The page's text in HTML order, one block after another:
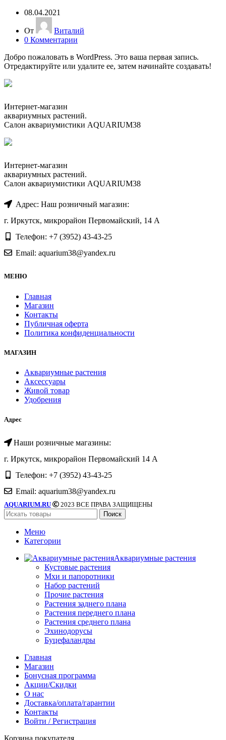
08.04.2021
От
Виталий
0 Комментарии
Добро пожаловать в WordPress. Это ваша первая запись.
Отредактируйте или удалите ее, затем начинайте создавать!
Интернет-магазин
аквариумных растений.
Салон аквариумистики AQUARIUM38
Интернет-магазин
аквариумных растений.
Салон аквариумистики AQUARIUM38
Адрес: Наш розничный магазин:
г. Иркутск, микрорайон Первомайский, 14 А
Телефон: +7 (3952) 43-43-25
Email: aquarium38@yandex.ru
МЕНЮ
Главная
Магазин
Контакты
Публичная оферта
Политика конфиденциальности
МАГАЗИН
Аквариумные растения
Аксессуары
Живой товар
Удобрения
Адрес
Наши розничные магазины:
г. Иркутск, микрорайон Первомайский 14 А
Телефон: +7 (3952) 43-43-25
Email: aquarium38@yandex.ru
AQUARIUM.RU
2023 ВСЕ ПРАВА ЗАЩИЩЕНЫ
Поиск
Меню
Категории
Аквариумные растения
Кустовые растения
Мхи и папоротники
Набор растений
Прочие растения
Растения заднего плана
Растения переднего плана
Растения среднего плана
Эхинодорусы
Буцефаландры
Главная
Магазин
Бонусная программа
Акции/Скидки
О нас
Доставка/оплата/гарантии
Контакты
Войти / Регистрация